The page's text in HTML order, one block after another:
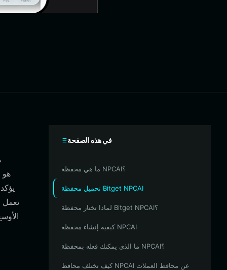
في هذه الصفحة
ما هي محفظة NPCAI؟
تحميل محفظة Bitget NPCAI
لماذا تختار محفظة Bitget NPCAI؟
كيفية إنشاء محفظة NPCAI
ما الذي يمكنك فعله بمحفظة NPCAI؟
كيف تختلف محافظ NPCAI عن محافظ العملات